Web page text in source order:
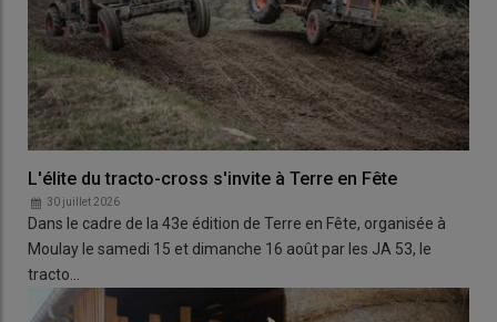
L'élite du tracto-cross s'invite à Terre en Fête
30 juillet 2026
Dans le cadre de la 43e édition de Terre en Fête, organisée à
Moulay le samedi 15 et dimanche 16 août par les JA 53, le
tracto…